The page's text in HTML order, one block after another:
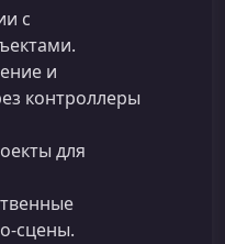
с
и
контроллеры
для